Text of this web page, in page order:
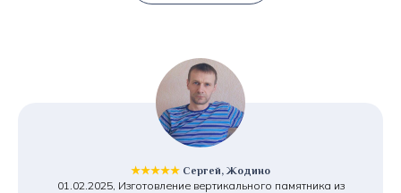
★★★★★ Сергей, Жодино
01.02.2025, Изготовление вертикального памятника из